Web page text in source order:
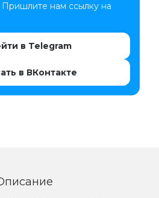
Пришлите нам ссылку на
в Telegram
в ВКонтакте